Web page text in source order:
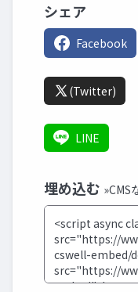
シェア
Facebook
(Twitter)
LINE
埋め込む »CMS